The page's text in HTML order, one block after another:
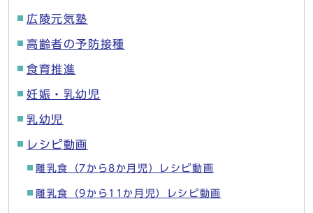
広陵元気塾
高齢者の予防接種
食育推進
妊娠・乳幼児
乳幼児
レシピ動画
離乳食（7から8か月児）レシピ動画
離乳食（9から11か月児）レシピ動画